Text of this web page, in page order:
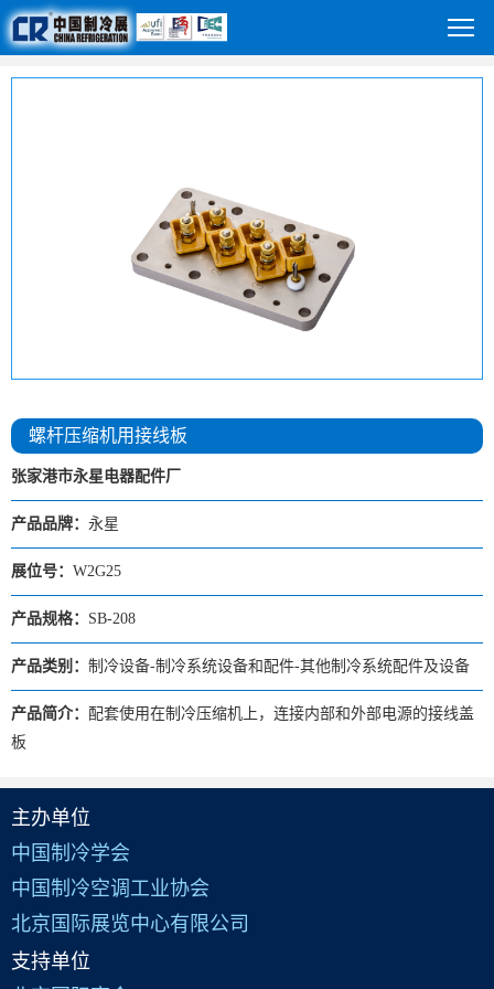
螺杆压缩机用接线板
张家港市永星电器配件厂
产品品牌： 永星
展位号： W2G25
产品规格： SB-208
产品类别： 制冷设备-制冷系统设备和配件-其他制冷系统配件及设备
产品简介： 配套使用在制冷压缩机上，连接内部和外部电源的接线盖
板
主办单位
中国制冷学会
中国制冷空调工业协会
北京国际展览中心有限公司
支持单位